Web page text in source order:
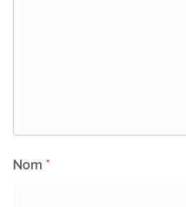
Nom *